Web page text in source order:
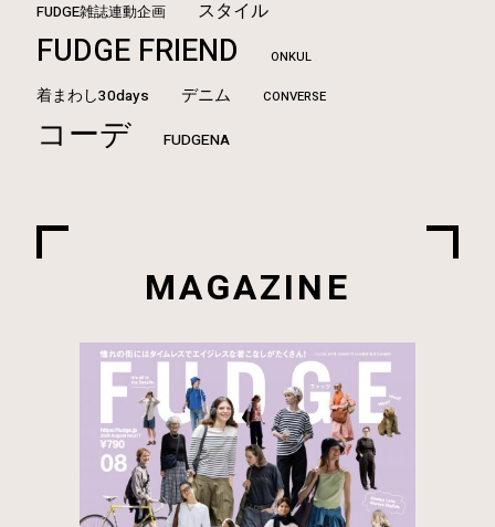
FUDGE雑誌連動企画 スタイル
FUDGE FRIEND ONKUL
着まわし30days デニム CONVERSE
コーデ FUDGENA
MAGAZINE